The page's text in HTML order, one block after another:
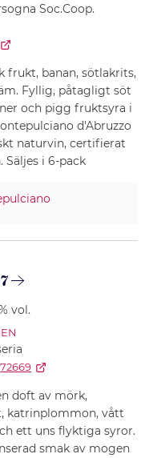
Soc.Coop.
frukt, banan, sötlakrits,
Fyllig, påtagligt söt
och pigg fruktsyra i
d'Abruzzo
naturvin, certifierat
Säljes i 6-pack
vol.
72669
doft av mörk,
katrinplommon, vått
ett uns flyktiga syror.
smak av mogen